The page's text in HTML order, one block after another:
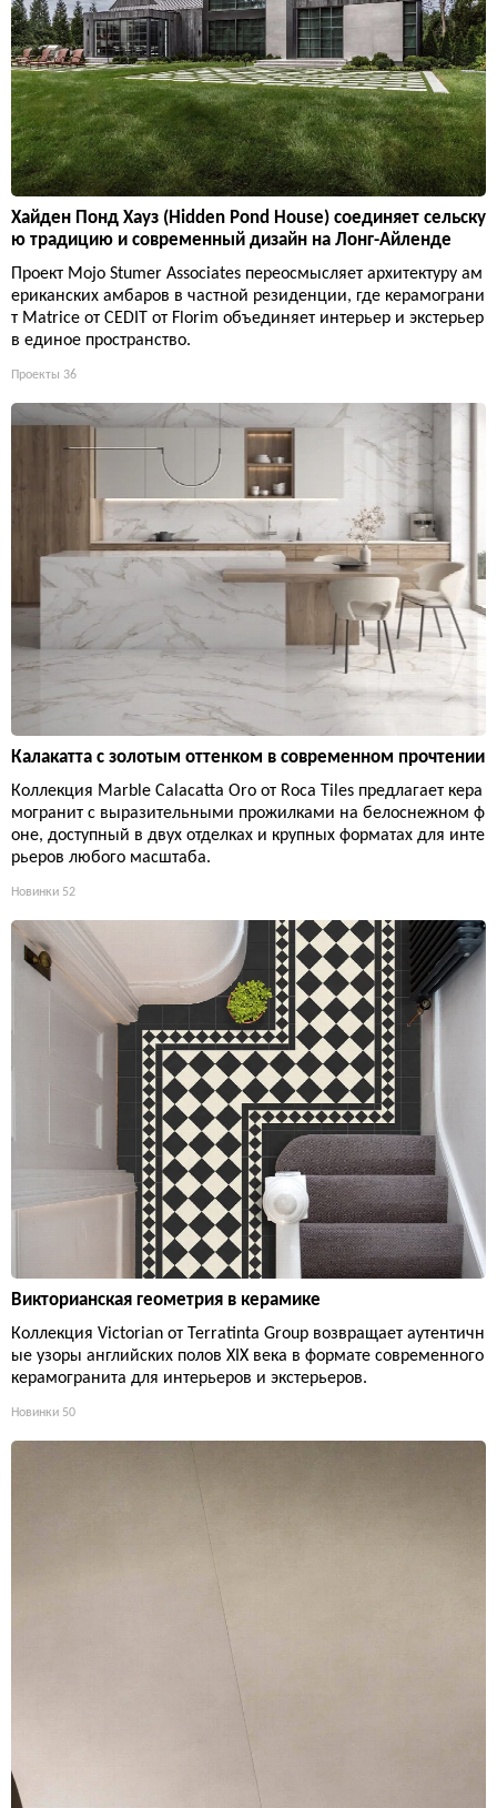
Хайден Понд Хауз (Hidden Pond House) соединяет сельску
ю традицию и современный дизайн на Лонг-Айленде
Проект Mojo Stumer Associates переосмысляет архитектуру ам
ериканских амбаров в частной резиденции, где керамограни
т Matrice от CEDIT от Florim объединяет интерьер и экстерьер
в единое пространство.
Проекты 36
Калакатта с золотым оттенком в современном прочтении
Коллекция Marble Calacatta Oro от Roca Tiles предлагает кера
могранит с выразительными прожилками на белоснежном ф
оне, доступный в двух отделках и крупных форматах для инте
рьеров любого масштаба.
Новинки 52
Викторианская геометрия в керамике
Коллекция Victorian от Terratinta Group возвращает аутентичн
ые узоры английских полов XIX века в формате современного
керамогранита для интерьеров и экстерьеров.
Новинки 50